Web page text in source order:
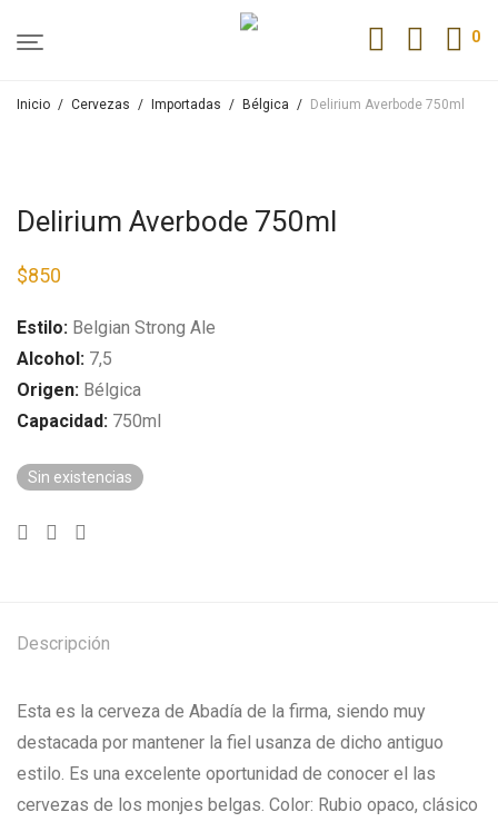
0
Inicio / Cervezas / Importadas / Bélgica / Delirium Averbode 750ml
Delirium Averbode 750ml
$850
Estilo: Belgian Strong Ale
Alcohol: 7,5
Origen: Bélgica
Capacidad: 750ml
Sin existencias
Descripción
Esta es la cerveza de Abadía de la firma, siendo muy
destacada por mantener la fiel usanza de dicho antiguo
estilo. Es una excelente oportunidad de conocer el las
cervezas de los monjes belgas. Color: Rubio opaco, clásico